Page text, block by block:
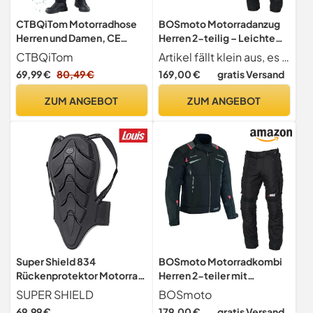
CTBQiTom Motorradhose
Herren und Damen, CE
Level 2 Protektoren
CTBQiTom
69,99 € 80,49 €
ZUM ANGEBOT
BOSmoto Motorradanzug
Herren 2-teilig – Leichte
Textilkombination mit CE
Protektoren für
Sicherheit,Herren Motorrad
Hose,Motorrad Textil
Artikel fällt klein aus, es wird geraten eine Nummer größer zu bestellen,Jedes Unternehmen hat seine eigenen Passformen und Maße. Deshalb laden wir die Größentabelle in den Fotos hoch. Die Maße werden am Körper genommen. Bitte überprüfen Sie die Maße zuerst und wählen Sie dann die passende Größe aus
169,00 € gratis Versand
ZUM ANGEBOT
Super Shield 834
Rückenprotektor Motorrad,
EN geprüft - Level 2,
Umschnall-Rückenschutz,
SUPER SHIELD
BOSmoto Motorradkombi
Herren 2-teiler mit
Protektoren – Leichte
Textiljacke und Hose für
BOSmoto